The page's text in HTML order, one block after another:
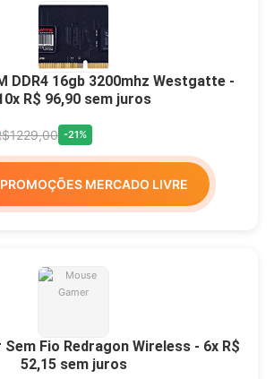
DDR4 16gb 3200mhz Westgatte -
R$ 96,90 sem juros
-21%
MERCADO LIVRE
Sem Fio Redragon Wireless - 6x R$
52,15 sem juros